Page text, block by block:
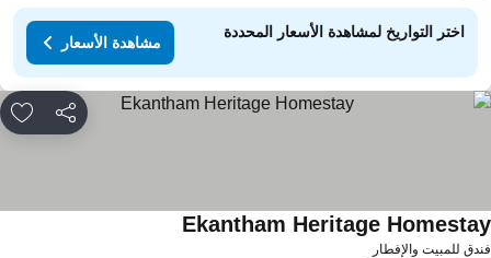
اختر التواريخ لمشاهدة الأسعار المحددة
مشاهدة الأسعار
مشاركة
للمبيت والإفطار
Ekantham Heritageمشاهدة الأسعار